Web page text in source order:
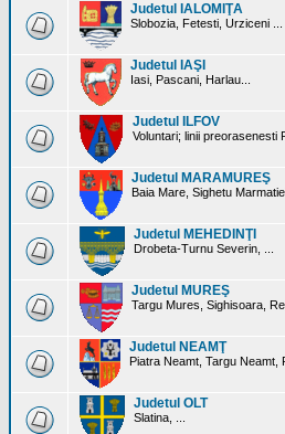
Judetul IALOMIŢA
Slobozia, Fetesti, Urziceni ...
Judetul IAŞI
Iasi, Pascani, Harlau...
Judetul ILFOV
Voluntari; linii
Judetul MARAMUREŞ
Baia Mare, Sighetu
Judetul MEHEDINŢI
Drobeta-Turnu Severin, ...
Judetul MUREŞ
Targu Mures, Sighisoara,
Judetul NEAMŢ
Piatra Neamt, Targu Neamt,
Judetul OLT
Slatina, ...